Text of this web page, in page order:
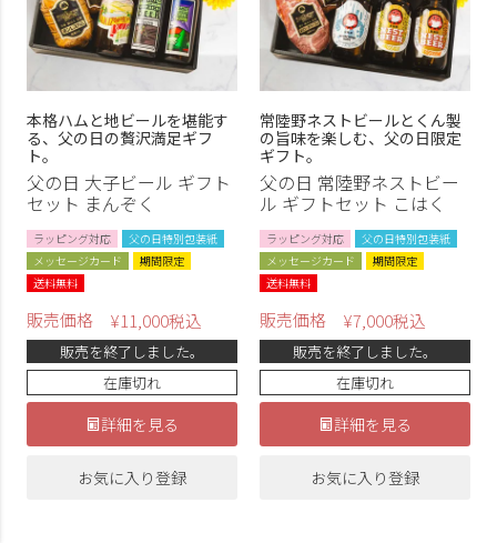
本格ハムと地ビールを堪能す
る、父の日の贅沢満足ギフ
ト。
父の日 大子ビール ギフト
セット まんぞく
ラッピング対応
父の日特別包装紙
メッセージカード
期間限定
送料無料
販売価格 ¥11,000税込
販売を終了しました。
在庫切れ
詳細を見る
お気に入り登録
常陸野ネストビールとくん製
の旨味を楽しむ、父の日限定
ギフト。
父の日 常陸野ネストビー
ル ギフトセット こはく
ラッピング対応
父の日特別包装紙
メッセージカード
期間限定
送料無料
販売価格 ¥7,000税込
販売を終了しました。
在庫切れ
詳細を見る
お気に入り登録